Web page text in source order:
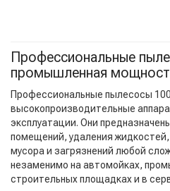
Профессиональные
промышленная
Профессиональные пылесосы
высокопроизводительные
эксплуатации. Они
помещений, удаления
мусора и загрязнений любой
незаменимо на автомойках,
строительных площадках и в